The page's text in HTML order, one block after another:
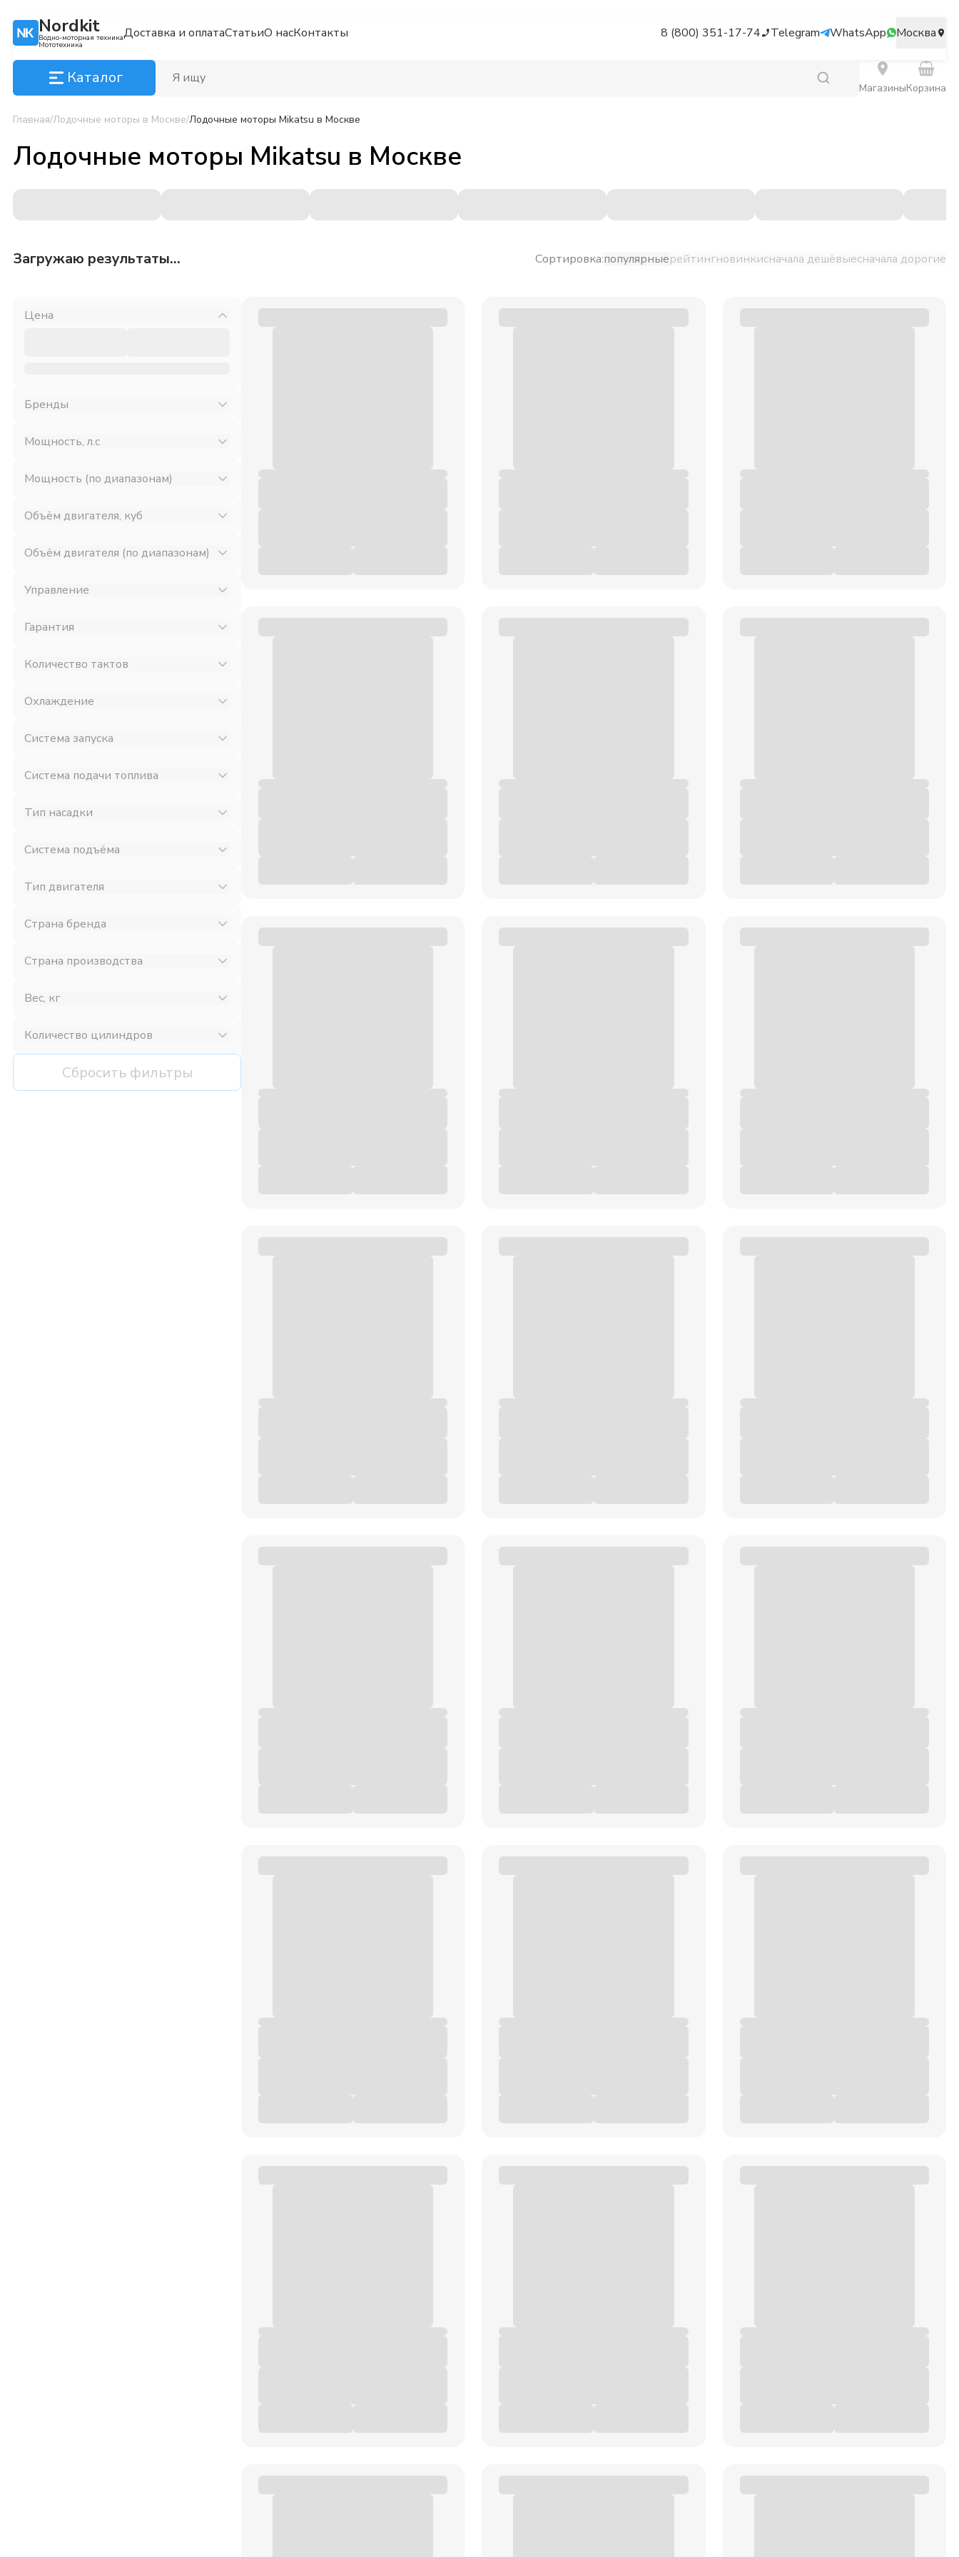
Nordkit
Водно-моторная техника
Мототехника
Доставка и оплатаСтатьиО насКонтакты 8 (800) 351-17-74 Telegram WhatsApp Москва
Каталог
МагазиныКорзина
Главная/Лодочные моторы в Москве/Лодочные моторы Mikatsu в Москве
Лодочные моторы Mikatsu в Москве
Загружаю результаты... Сортировка:популярныерейтингновинкисначала дешёвыесначала дорогие
Цена
Бренды
Мощность, л.с
Мощность (по диапазонам)
Объём двигателя, куб
Объём двигателя (по диапазонам)
Управление
Гарантия
Количество тактов
Охлаждение
Система запуска
Система подачи топлива
Тип насадки
Система подъёма
Тип двигателя
Страна бренда
Страна производства
Вес, кг
Количество цилиндров
Сбросить фильтры